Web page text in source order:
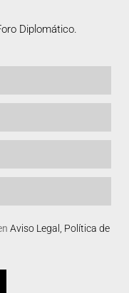
Diplomático.
Aviso Legal, Política de